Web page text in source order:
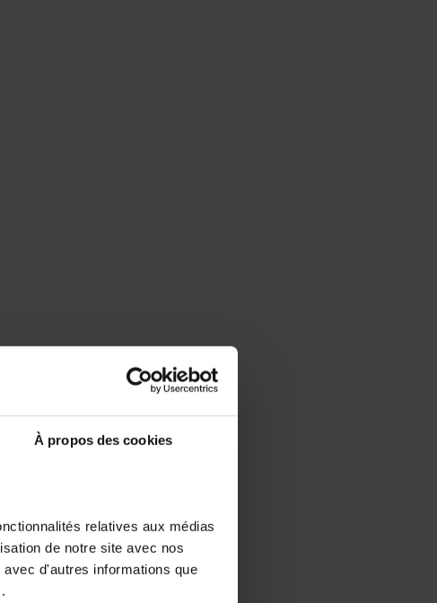
À propos des cookies
relatives aux médias
de notre site avec nos
d'autres informations que